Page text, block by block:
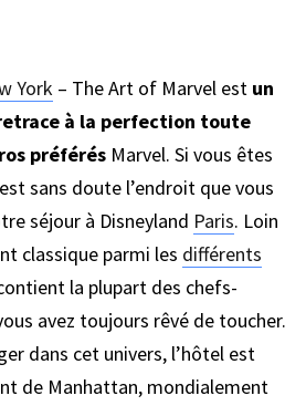
York – The Art of Marvel est un
à la perfection toute
préférés Marvel. Si vous êtes
sans doute l’endroit que vous
séjour à Disneyland Paris. Loin
classique parmi les différents
la plupart des chefs-
avez toujours rêvé de toucher.
dans cet univers, l’hôtel est
de Manhattan, mondialement